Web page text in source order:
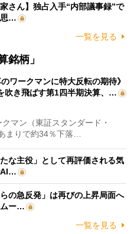
さん】独占入手“内部議事録”で
思…
一覧を見る
銘柄」
のワークマンに特大反転の期待》
吹き飛ばす第1四半期決算、…
マン（東証スタンダード・
まりで約34％下落…
な主役」として再評価される気
AI…
の急反発」は再びの上昇局面へ
ー…
一覧を見る